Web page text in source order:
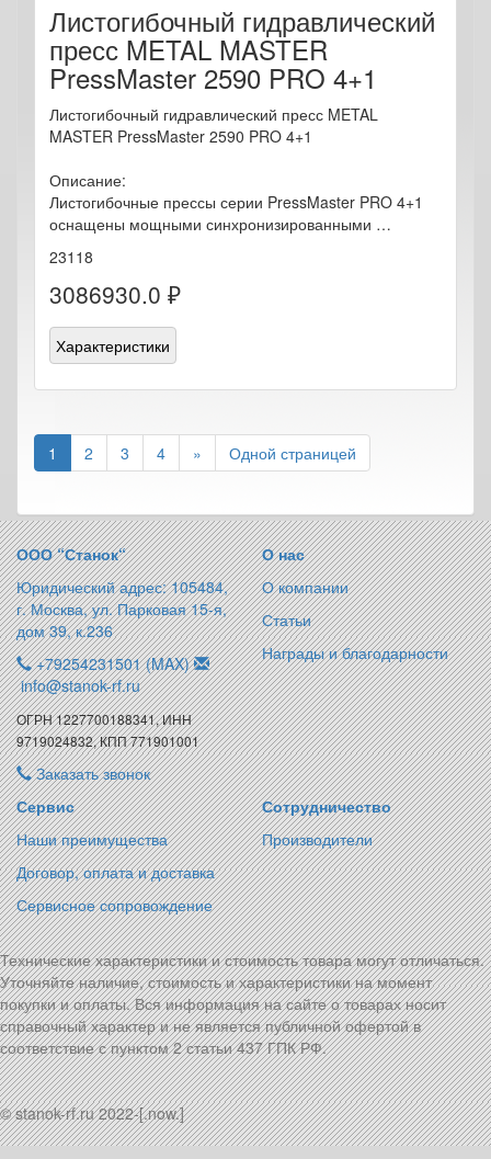
Листогибочный гидравлический
пресс METAL MASTER
PressMaster 2590 PRO 4+1
Листогибочный гидравлический пресс METAL
MASTER PressMaster 2590 PRO 4+1
Описание:
Листогибочные прессы серии PressMaster PRO 4+1
оснащены мощными синхронизированными …
23118
3086930.0 ₽
Характеристики
1 2 3 4 » Одной страницей
ООО “Станок“
Юридический адрес: 105484,
г. Москва, ул. Парковая 15-я,
дом 39, к.236
+79254231501 (MAX)
info@stanok-rf.ru
ОГРН 1227700188341, ИНН
9719024832, КПП 771901001
Заказать звонок
О нас
О компании
Статьи
Награды и благодарности
Сервис
Наши преимущества
Договор, оплата и доставка
Сервисное сопровождение
Сотрудничество
Производители
Технические характеристики и стоимость товара могут отличаться.
Уточняйте наличие, стоимость и характеристики на момент
покупки и оплаты. Вся информация на сайте о товарах носит
справочный характер и не является публичной офертой в
соответствие с пунктом 2 статьи 437 ГПК РФ.
© stanok-rf.ru 2022-[.now.]